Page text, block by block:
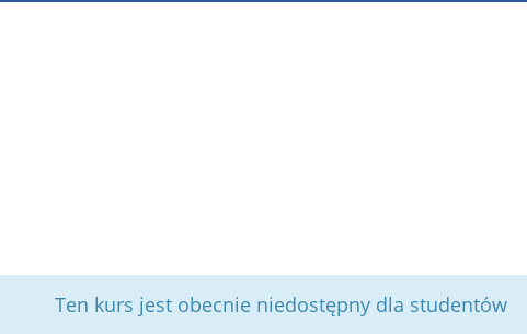
Ten kurs jest obecnie niedostępny dla studentów